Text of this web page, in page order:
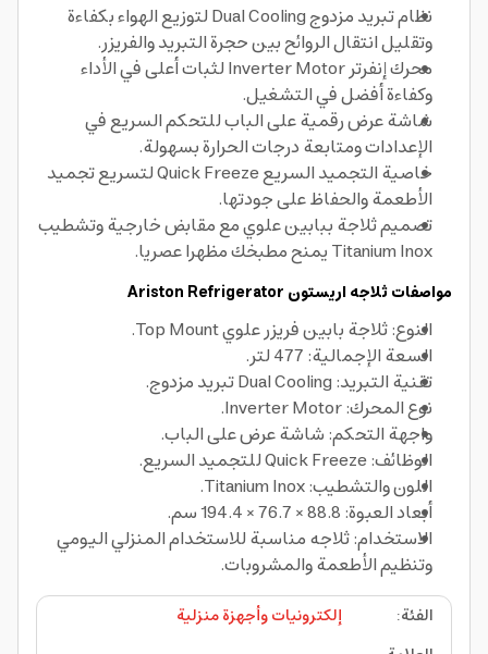
نظام تبريد مزدوج Dual Cooling لتوزيع الهواء بكفاءة
وتقليل انتقال الروائح بين حجرة التبريد والفريزر.
محرك إنفرتر Inverter Motor لثبات أعلى في الأداء
وكفاءة أفضل في التشغيل.
شاشة عرض رقمية على الباب للتحكم السريع في
الإعدادات ومتابعة درجات الحرارة بسهولة.
خاصية التجميد السريع Quick Freeze لتسريع تجميد
الأطعمة والحفاظ على جودتها.
تصميم ثلاجة ببابين علوي مع مقابض خارجية وتشطيب
Titanium Inox يمنح مطبخك مظهرا عصريا.
مواصفات ثلاجه اريستون Ariston Refrigerator
النوع: ثلاجة بابين فريزر علوي Top Mount.
السعة الإجمالية: 477 لتر.
تقنية التبريد: Dual Cooling تبريد مزدوج.
نوع المحرك: Inverter Motor.
واجهة التحكم: شاشة عرض على الباب.
الوظائف: Quick Freeze للتجميد السريع.
اللون والتشطيب: Titanium Inox.
أبعاد العبوة: 88.8 × 76.7 × 194.4 سم.
الاستخدام: ثلاجه مناسبة للاستخدام المنزلي اليومي
وتنظيم الأطعمة والمشروبات.
الفئة:
إلكترونيات وأجهزة منزلية